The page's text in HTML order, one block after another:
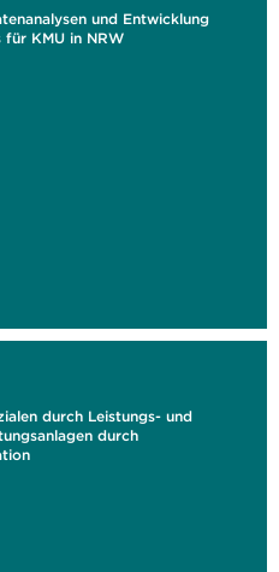
und Entwicklung
für KMU in NRW
durch Leistungs- und
durch